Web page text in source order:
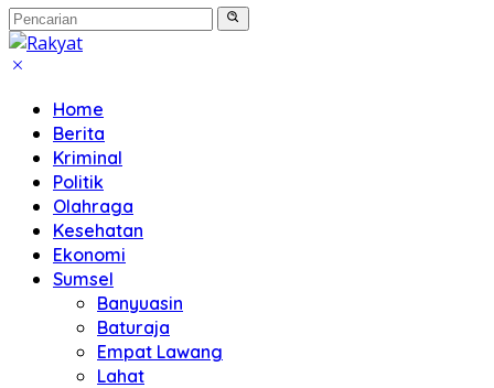
Home
Berita
Kriminal
Politik
Olahraga
Kesehatan
Ekonomi
Sumsel
Banyuasin
Baturaja
Empat Lawang
Lahat